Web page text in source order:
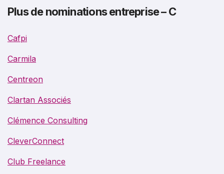
Plus de nominations entreprise – C
Cafpi
Carmila
Centreon
Clartan Associés
Clémence Consulting
CleverConnect
Club Freelance